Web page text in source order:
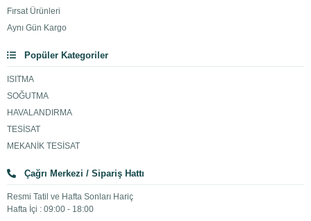
Fırsat Ürünleri
Aynı Gün Kargo
Popüler Kategoriler
ISITMA
SOĞUTMA
HAVALANDIRMA
TESİSAT
MEKANİK TESİSAT
Çağrı Merkezi / Sipariş Hattı
Resmi Tatil ve Hafta Sonları Hariç
Hafta İçi : 09:00 - 18:00